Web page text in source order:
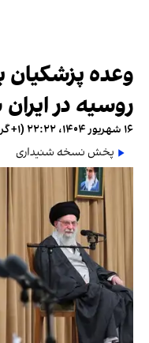
وعده
روسیه در
۱۶ شهریور ۱۴۰۴، ۲۲:۲۲ (‎+۱ گرینویچ)
پخش نسخه شنیداری